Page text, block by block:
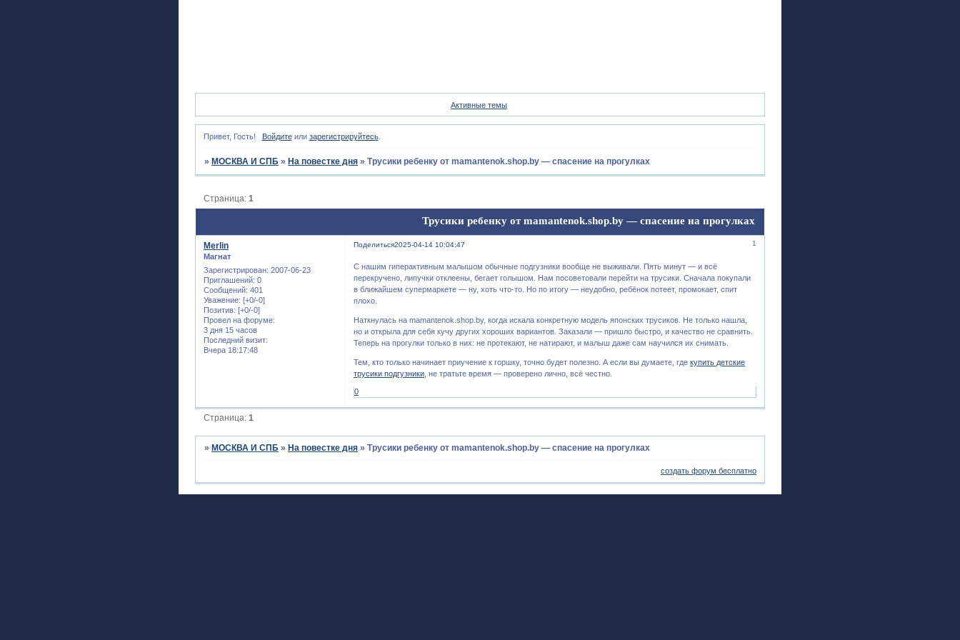
Активные темы
Привет, Гость! Войдитеили зарегистрируйтесь.
» МОСКВА И СПБ » На повестке дня »Трусики ребенку от mamantenok.shop.by — спасение на прогулках
Трусики ребенку от mamantenok.shop.by — спасение на прогулках
Страница:1
Поделиться 1
2025-04-14 10:04:47
Merlin
Магнат
Зарегистрирован: 2007-06-23
Приглашений: 0
Сообщений: 401
Уважение: [+0/-0]
Позитив: [+0/-0]
Провел на форуме:
3 дня 15 часов
Последний визит:
Вчера 18:17:48
С нашим гиперактивным малышом обычные подгузники вообще не выживали. Пять минут — и всё
перекручено, липучки отклеены, бегает голышом. Нам посоветовали перейти на трусики. Сначала покупали
в ближайшем супермаркете — ну, хоть что-то. Но по итогу — неудобно, ребёнок потеет, промокает, спит
плохо.
Наткнулась на mamantenok.shop.by, когда искала конкретную модель японских трусиков. Не только нашла,
но и открыла для себя кучу других хороших вариантов. Заказали — пришло быстро, и качество не сравнить.
Теперь на прогулки только в них: не протекают, не натирают, и малыш даже сам научился их снимать.
Тем, кто только начинает приучение к горшку, точно будет полезно. А если вы думаете, гдекупить детские
трусики подгузники , не тратьте время — проверено лично, всё честно.
0
Страница:1
» МОСКВА И СПБ » На повестке дня »Трусики ребенку от mamantenok.shop.by — спасение на прогулках
создать форум бесплатно